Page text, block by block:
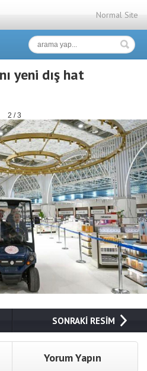
Normal Site
yeni dış hat
2 / 3
SONRAKİ RESİM
Yorum Yapın